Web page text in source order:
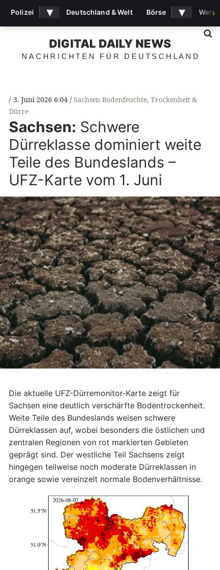
DIGITAL DAILY NEWS
NACHRICHTEN FÜR DEUTSCHLAND
3. Juni 2026 6:04 Sachsen Bodenfeuchte, Trockenheit &
Dürre
Sachsen: Schwere
Dürreklasse dominiert weite
Teile des Bundeslands –
UFZ-Karte vom 1. Juni
Die aktuelle UFZ-Dürremonitor-Karte zeigt für
Sachsen eine deutlich verschärfte Bodentrockenheit.
Weite Teile des Bundeslands weisen schwere
Dürreklassen auf, wobei besonders die östlichen und
zentralen Regionen von rot markierten Gebieten
geprägt sind. Der westliche Teil Sachsens zeigt
hingegen teilweise noch moderate Dürreklassen in
orange sowie vereinzelt normale Bodenverhältnisse.
Polizei ▾ Deutschland & Welt Börse ▾ ›